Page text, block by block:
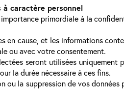
caractère personnel
primordiale à la
cause, et les informations
ou avec votre consentement.
seront utilisées uniquement
la durée nécessaire à ces fins.
la suppression de vos données